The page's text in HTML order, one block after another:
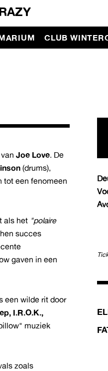
CLUB
vanJoe Love. De
(drums),
tot een fenomeen
als het "polaire
succes
gaven in een
een wilde rit door
I.R.O.K.,
muziek
zoals